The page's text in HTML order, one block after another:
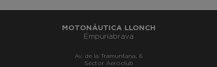
MOTONÁUTICA LLONCH
Empuriabrava
Av. de la Tramuntana, 6
Sector Aeroclub